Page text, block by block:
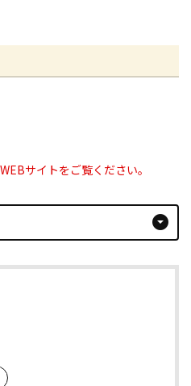
サイトをご覧ください。
arrow_drop_down_circle